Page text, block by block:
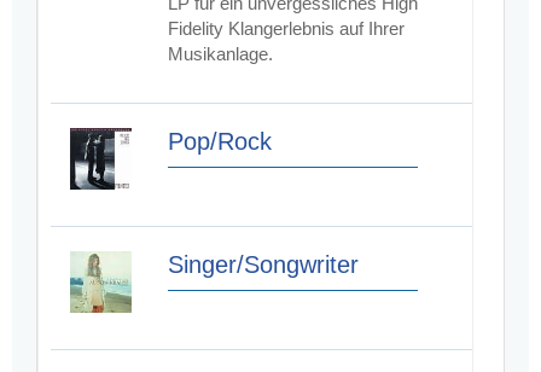
Fidelity Klangerlebnis auf Ihrer
Musikanlage.
Pop/Rock
Singer/Songwriter